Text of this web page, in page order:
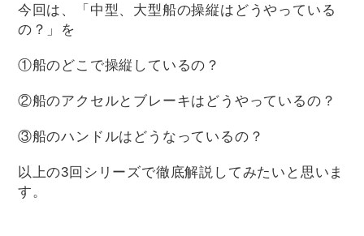
今回は、「中型、大型船の操縦はどうやっている
の？」を
①船のどこで操縦しているの？
②船のアクセルとブレーキはどうやっているの？
③船のハンドルはどうなっているの？
以上の3回シリーズで徹底解説してみたいと思いま
す。